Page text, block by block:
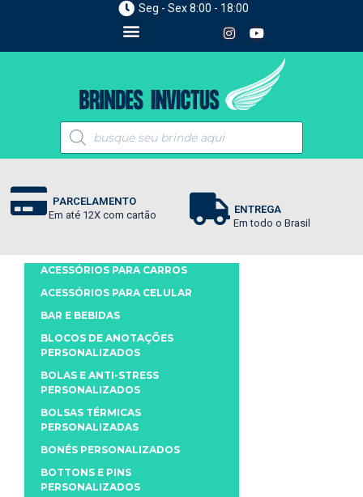
Seg - Sex 8:00 - 18:00
PARCELAMENTO
Em até 12X com cartão
ENTREGA
Em todo o Brasil
ACESSÓRIOS PARA CARROS
ACESSÓRIOS PARA CELULAR
BAR E BEBIDAS
BLOCOS DE ANOTAÇÕES
PERSONALIZADOS
BOLAS E ANTI-STRESS
PERSONALIZADOS
BOLSAS TÉRMICAS
PERSONALIZADAS
BONÉS PERSONALIZADOS
BOTTONS E PINS
PERSONALIZADOS